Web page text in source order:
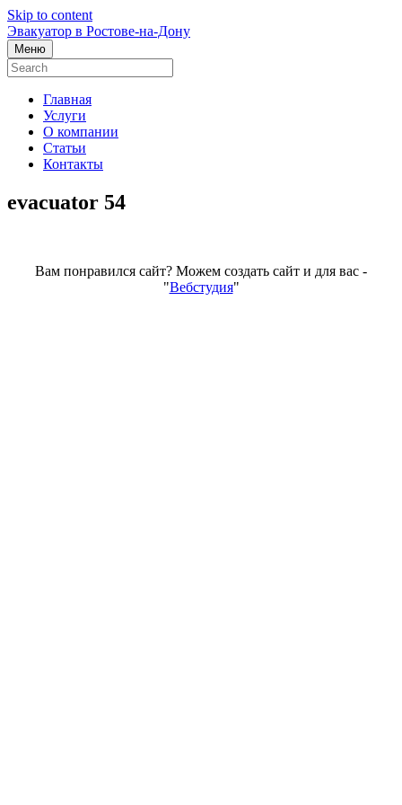
Skip to content
Эвакуатор в Ростове-на-Дону
Меню
Главная
Услуги
О компании
Статьи
Контакты
evacuator 54
Вам понравился сайт? Можем создать сайт и для вас -
"Вебстудия"